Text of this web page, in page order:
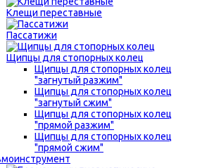
Клещи переставные
Пассатижи
Щипцы для стопорных колец
Щипцы для стопорных колец
"загнутый разжим"
Щипцы для стопорных колец
"загнутый сжим"
Щипцы для стопорных колец
"прямой разжим"
Щипцы для стопорных колец
"прямой сжим"